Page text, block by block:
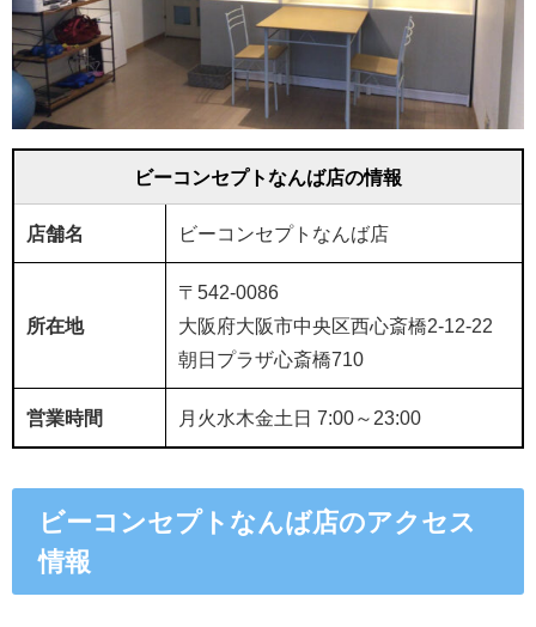
ビーコンセプトなんば店の情報
店舗名 ビーコンセプトなんば店
所在地
〒542-0086
大阪府大阪市中央区西心斎橋2-12-22
朝日プラザ心斎橋710
営業時間 月火水木金土日 7:00～23:00
ビーコンセプトなんば店のアクセス
情報